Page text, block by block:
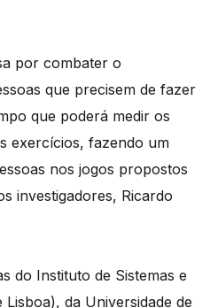
por combater o
que precisem de fazer
que poderá medir os
exercícios, fazendo um
nos jogos propostos
investigadores, Ricardo
do Instituto de Sistemas e
da Universidade de